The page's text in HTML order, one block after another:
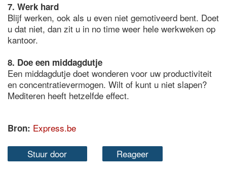
7. Werk hard
Blijf werken, ook als u even niet gemotiveerd bent. Doet
u dat niet, dan zit u in no time weer hele werkweken op
kantoor.
8. Doe een middagdutje
Een middagdutje doet wonderen voor uw productiviteit
en concentratievermogen. Wilt of kunt u niet slapen?
Mediteren heeft hetzelfde effect.
Bron: Express.be
Stuur door Reageer